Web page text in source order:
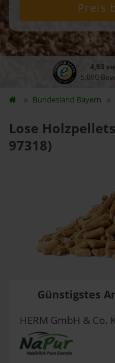
Preis
4,93
5.090
Bundesland Bayern
Lose
97318)
Günstigstes
HERM GmbH & Co.